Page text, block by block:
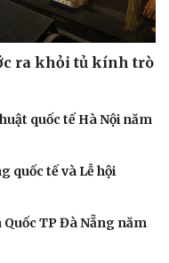
ra khỏi tủ kính trò
quốc tế Hà Nội năm
quốc tế và Lễ hội
TP Đà Nẵng năm